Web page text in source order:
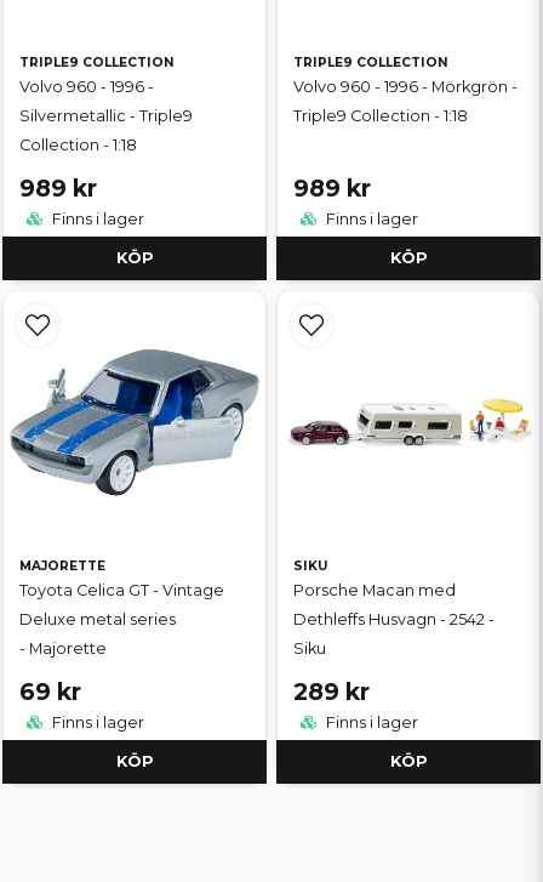
TRIPLE9 COLLECTION
Volvo 960 - 1996 -
Silvermetallic - Triple9
Collection - 1:18
989 kr
Finns i lager
KÖP
TRIPLE9 COLLECTION
Volvo 960 - 1996 - Mörkgrön -
Triple9 Collection - 1:18
989 kr
Finns i lager
KÖP
MAJORETTE
Toyota Celica GT - Vintage
Deluxe metal series
- Majorette
69 kr
Finns i lager
KÖP
SIKU
Porsche Macan med
Dethleffs Husvagn - 2542 -
Siku
289 kr
Finns i lager
KÖP